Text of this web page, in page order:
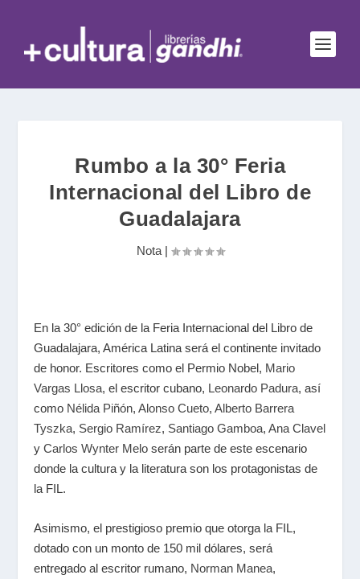
Rumbo a la 30° Feria
Internacional del Libro de
Guadalajara
Nota|
En la 30° edición de la Feria Internacional del Libro de
Guadalajara, América Latina será el continente invitado
de honor. Escritores como el Permio Nobel, Mario
Vargas Llosa, el escritor cubano, Leonardo Padura, así
como Nélida Piñón,Alonso Cueto,Alberto Barrera
Tyszka, Sergio Ramírez, Santiago Gamboa,Ana Clavel
yCarlos Wynter Melo serán parte de este escenario
donde la cultura y la literatura son los protagonistas de
la FIL.
Asimismo, el prestigioso premio que otorga la FIL,
dotado con un monto de 150 mil dólares, será
entregado al escritor rumano, Norman Manea,